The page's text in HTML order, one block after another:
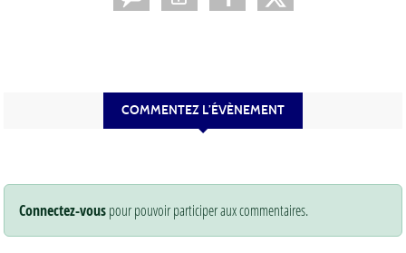
COMMENTEZ L’ÉVÈNEMENT
Connectez-vouspour pouvoir participer aux commentaires.